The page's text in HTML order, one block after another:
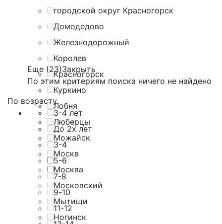
городской округ Красногорск
Домодедово
Железнодорожный
Королев
Красногорск
Куркино
Лобня
Люберцы
Можайск
Москв
Москва
Московский
Мытищи
Ногинск
Еще (23)Закрыть
По этим критериям поиска ничего не найдено
По возрасту
3-4 лет
До 2х лет
3-4
5-6
7-8
9-10
11-12